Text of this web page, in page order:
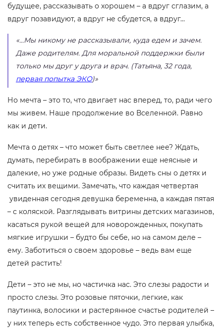
будущее, рассказывать о хорошем – а вдруг сглазим, а
вдруг позавидуют, а вдруг не сбудется, а вдруг…
«…Мы никому не рассказывали, куда едем и зачем.
Даже родителям. Для моральной поддержки были
только мы друг у друга и врач. (Татьяна, 32 года,
первая попытка ЭКО)»
Но мечта – это то, что двигает нас вперед, то, ради чего
мы живем. Наше продолжение во Вселенной. Равно
как и дети.
Мечта о детях – что может быть светлее нее? Ждать,
думать, перебирать в воображении еще неясные и
далекие, но уже родные образы. Видеть сны о детях и
считать их вещими. Замечать, что каждая четвертая
увиденная сегодня девушка беременна, а каждая пятая
– с коляской. Разглядывать витрины детских магазинов,
касаться рукой вещей для новорожденных, покупать
мягкие игрушки – будто бы себе, но на самом деле –
ему. Заботиться о своем здоровье – ведь вам еще
детей растить!
Дети – это не мы, но частичка нас. Это слезы радости и
просто слезы. Это розовые пяточки, легкие, как
паутинка, волосики и растерянное счастье родителей –
у них теперь есть собственное чудо. Это первая улыбка,